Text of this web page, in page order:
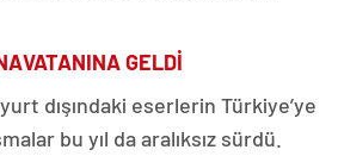
GELDİ
dışındaki eserlerin Türkiye’ye
bu yıl da aralıksız sürdü.